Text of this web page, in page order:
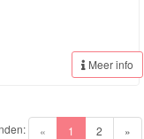
Meer info
« 1 (current)
2 »